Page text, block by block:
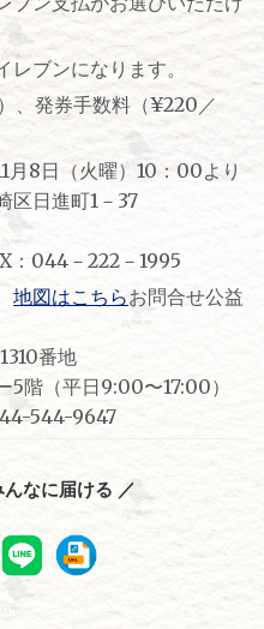
レブンになります。
、発券手数料（¥220／
8日（火曜）10：00より
日進町1－37
044－222－1995
地図はこちらお問合せ公益
番地
5階（平日9:00〜17:00）
544-9647
なに届ける ／